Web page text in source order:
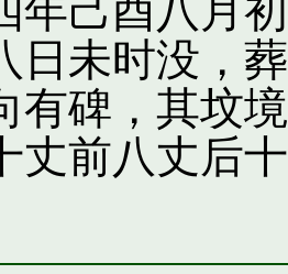
年己酉八月
日未时没，
有碑，其坟
丈前八丈后